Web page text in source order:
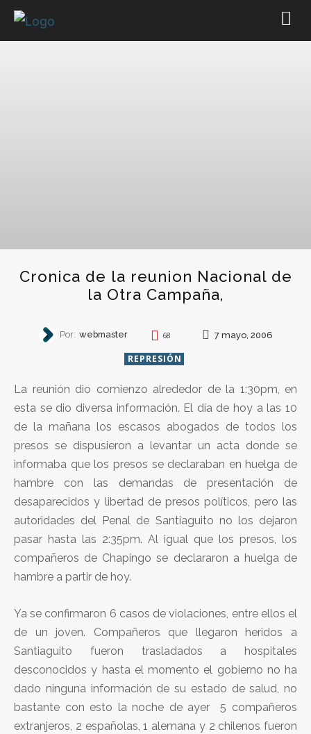
Cronica de la reunion Nacional de
la Otra Campaña,
Por: webmaster 68 7 mayo, 2006
REPRESIÓN
La reunión dio comienzo alrededor de la 1:30pm, en
esta se dio diversa información. El día de hoy a las 10
de la mañana los escasos abogados de todos los
presos se dispusieron a levantar un acta donde se
informaba que los presos se declaraban en huelga de
hambre con las demandas de presentación de
desaparecidos y libertad de presos políticos, pero las
autoridades del Penal de Santiaguito no los dejaron
pasar hasta las 2:35pm. Al igual que los presos, los
compañeros de Chapingo se declararon a huelga de
hambre a partir de hoy.
Ya se confirmaron 6 casos de violaciones, entre ellos el
de un joven. Compañeros que llegaron heridos a
Santiaguito fueron trasladados a hospitales
desconocidos y hasta el momento el gobierno no ha
dado ninguna información de su estado de salud, no
bastante con esto la noche de ayer 5 compañeros
extranjeros, 2 españolas, 1 alemana y 2 chilenos fueron